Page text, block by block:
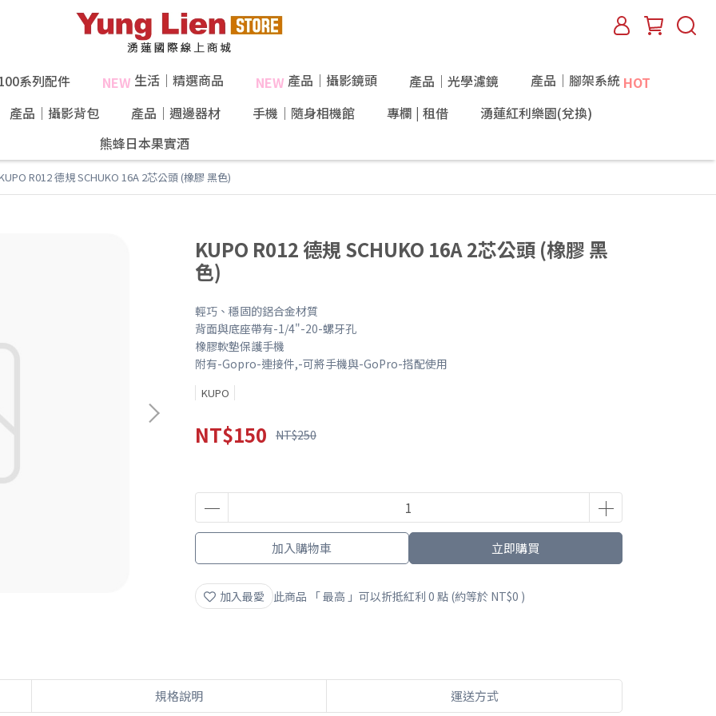
系列配件 NEW 生活｜精選商品 NEW 產品｜攝影鏡頭 產品｜光學濾鏡 產品｜腳架系統HOT
產品｜攝影背包
產品｜週邊器材 手機｜隨身相機館 專欄 | 租借
湧蓮紅利樂園(兌換)
熊蜂日本果實酒
R012 德規 SCHUKO 16A 2芯公頭 (橡膠 黑色)
KUPO R012 德規 SCHUKO 16A 2芯公頭 (橡膠 黑
色)
輕巧、穩固的鋁合金材質
背面與底座帶有-1/4"-20-螺牙孔
橡膠軟墊保護手機
附有-Gopro-連接件,-可將手機與-GoPro-搭配使用
KUPO
NT$150 NT$250
加入購物車 立即購買
加入最愛 此商品 「 最高 」可以折抵紅利 0 點 (約等於 NT$0 )
規格說明 運送方式